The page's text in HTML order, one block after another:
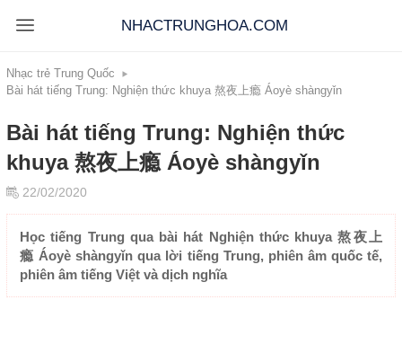
NHACTRUNGHOA.COM
Nhạc trẻ Trung Quốc
Bài hát tiếng Trung: Nghiện thức khuya 熬夜上瘾 Áoyè shàngyǐn
Bài hát tiếng Trung: Nghiện thức
khuya 熬夜上瘾 Áoyè shàngyǐn
22/02/2020
Học tiếng Trung qua bài hát Nghiện thức khuya 熬夜上
瘾 Áoyè shàngyǐn qua lời tiếng Trung, phiên âm quốc tế,
phiên âm tiếng Việt và dịch nghĩa